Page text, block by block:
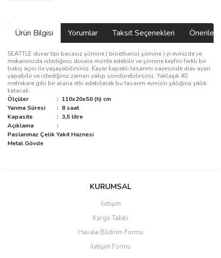
Ürün Bilgisi Yorumlar Taksit Seçenekleri
SEATTLE duvar tipi bacasız şömine ( bioethanol şömine ) yi evinizde ve
mekanınızda istediğiniz duvara monte edebilir ve şömine keyfini farklı bir
bakış açısı ile yaşayabilirsiniz. Kayar kapaklı tasarımı sayesinde alev ayarı
yapabilir ve istediğiniz zaman yakıp söndürebilirsiniz. Yaklaşık 40
metrekare gibi bir alana etki edebilecek bu tasarım evinizin şıklığına şıklık
katacak.
Ölçüler
: 110x20x50 (h) cm
Yanma Süresi
: 8 saat
Kapasite
: 3,5 litre
Açıklama
:
Paslanmaz Çelik Yakıt Haznesi
Metal Gövde
Bu ürüne ilk yorumu siz yapın!
Ürün resmi kalitesiz, bozuk veya görüntülenemiyor.
Ürün açıklamasında eksik bilgiler bulunuyor.
Ürün bilgilerinde hatalar bulunuyor.
KURUMSAL
İletişim
Kargo Takibi
Havale Bildirim Formu
İletişim Formu